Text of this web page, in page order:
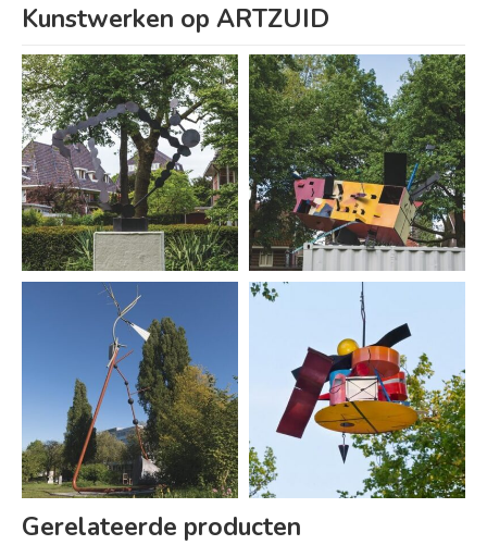
Kunstwerken op ARTZUID
Gerelateerde producten